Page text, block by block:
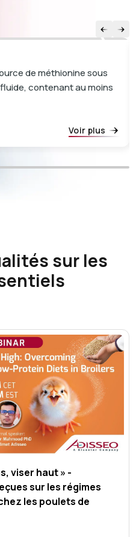
de méthionine sous
contenant au moins
Voir plus
sur les
viser haut » -
sur les régimes
les poulets de